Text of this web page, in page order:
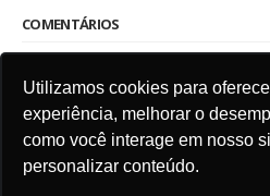
Utilizamos cookies para
experiência, melhorar o
como você interage em nosso
personalizar conteúdo.
COMENTÁRIOS
SINDITÊXTIL SP - Sindicato das Indústrias
São Paulo Rua Marquês de Itu, 968 - Vila